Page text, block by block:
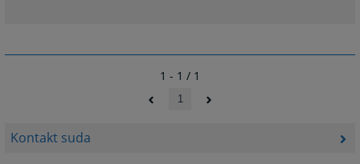
Kontakt suda
1 - 1 / 1
1